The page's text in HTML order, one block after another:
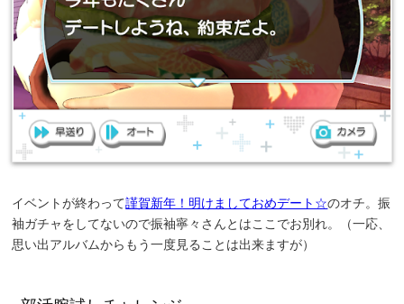
イベントが終わって謹賀新年！明けましておめデート☆のオチ。振
袖ガチャをしてないので振袖寧々さんとはここでお別れ。（一応、
思い出アルバムからもう一度見ることは出来ますが）